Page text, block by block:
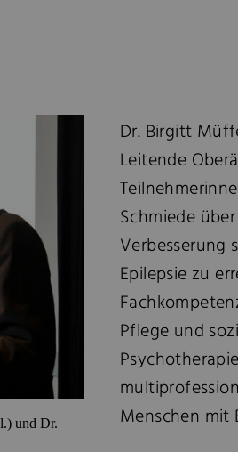
und Dr.
Dr. Birgitt
Leitende
Schmiede
Verbesserung
Epilepsie zu
Pflege und
Menschen mit